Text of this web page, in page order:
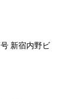
新宿内野ビ